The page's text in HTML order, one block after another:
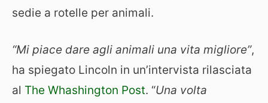
sedie a rotelle per animali.
“Mi piace dare agli animali una vita migliore”,
ha spiegato Lincoln in un’intervista rilasciata
al The Whashington Post. “Una volta